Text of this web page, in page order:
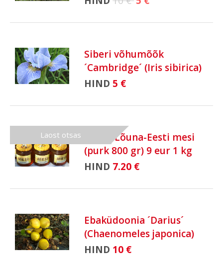
Siberi võhumõõk
´Cambridge´ (Iris sibirica)
HIND 5 €
Laost otsas
Puhas Lõuna-Eesti mesi
(purk 800 gr) 9 eur 1 kg
HIND 7.20 €
Ebaküdoonia ´Darius´
(Chaenomeles japonica)
HIND 10 €